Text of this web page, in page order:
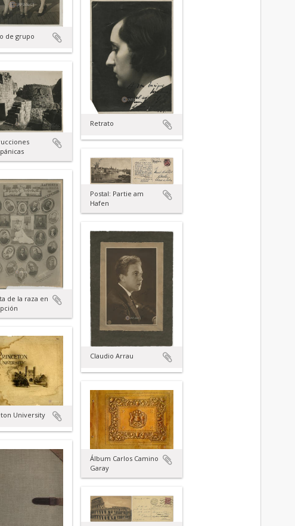
de grupo
Retrato
Postal: Partie am
Hafen
de la raza en
Claudio Arrau
University
Álbum Carlos Camino
Garay